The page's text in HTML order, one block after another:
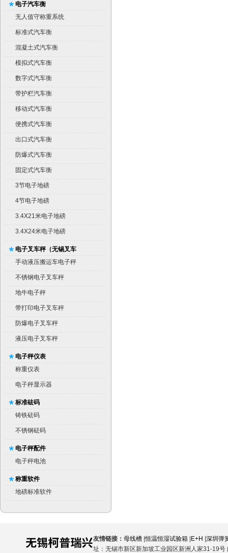
电子汽车衡
无人值守称重系统
标准式汽车衡
混凝土式汽车衡
模拟式汽车衡
数字式汽车衡
带护栏汽车衡
移动式汽车衡
便携式汽车衡
出口式汽车衡
防爆式汽车衡
固定式汽车衡
3节电子地磅
4节电子地磅
3.4X21米电子地磅
3.4X24米电子地磅
电子叉车秤（无锡叉车
秤）
手动液压搬运车电子秤
不锈钢电子叉车秤
地牛电子秤
带打印电子叉车秤
防爆电子叉车秤
液压电子叉车秤
电子秤仪表
称重仪表
电子秤显示器
标准砝码
铸铁砝码
不锈钢砝码
电子秤配件
电子秤电池
称重软件
地磅标准软件
友情链接： 母线槽 |恒温恒湿试验箱 E+H 深圳弹
址：无锡市新区新加坡工业园区新洲人家31-19号